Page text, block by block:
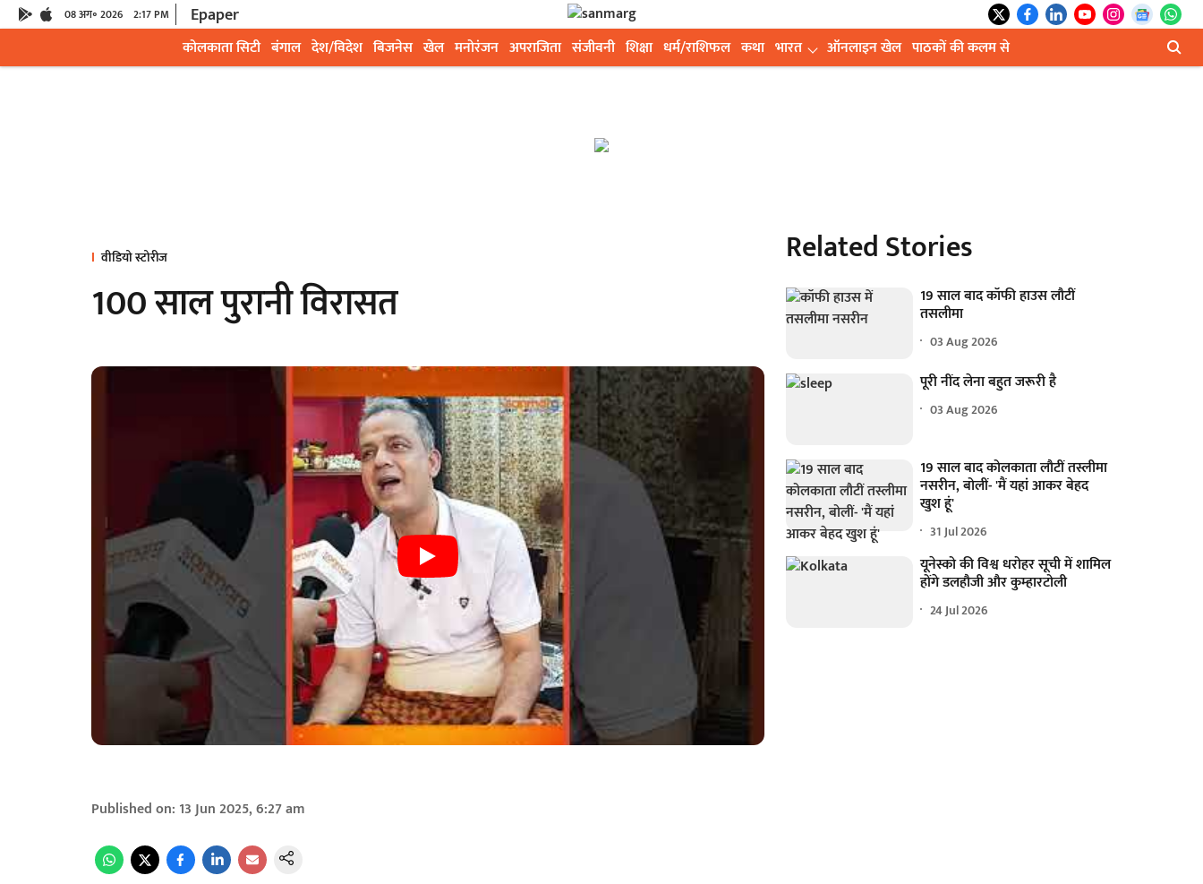
08 अग॰ 2026 2:17 PM Epaper
कोलकाता सिटी बंगाल देश/विदेश बिजनेस खेल मनोरंजन अपराजिता संजीवनी शिक्षा धर्म/राशिफल कथा भारत ऑनलाइन खेल पाठकों की कलम से
वीडियो स्टोरीज
100 साल पुरानी विरासत
Published on: 13 Jun 2025, 6:27 am
Related Stories
19 साल बाद कॉफी हाउस लौटीं
तसलीमा
03 Aug 2026
पूरी नींद लेना बहुत जरूरी है
03 Aug 2026
19 साल बाद कोलकाता लौटीं तस्लीमा
नसरीन, बोलीं- 'मैं यहां आकर बेहद
खुश हूं'
31 Jul 2026
यूनेस्को की विश्व धरोहर सूची में शामिल
होंगे डलहौजी और कुम्हारटोली
24 Jul 2026